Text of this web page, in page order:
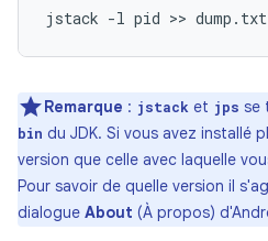
Remarque : jstack et jps se
bin du JDK. Si vous avez installé
version que celle avec laquelle
Pour savoir de quelle version il
dialogue About (À propos)